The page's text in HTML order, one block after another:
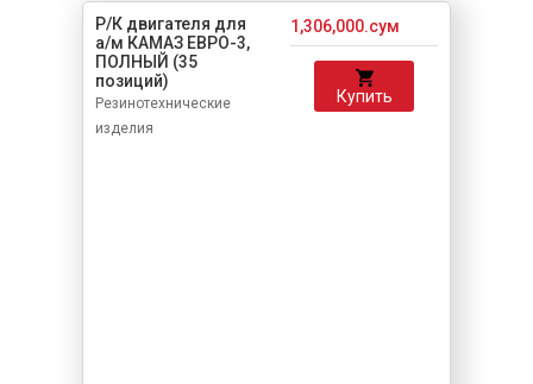
Р/К двигателя для
а/м КАМАЗ ЕВРО-3,
ПОЛНЫЙ (35
позиций)
Резинотехнические
изделия
1,306,000.сум
Купить